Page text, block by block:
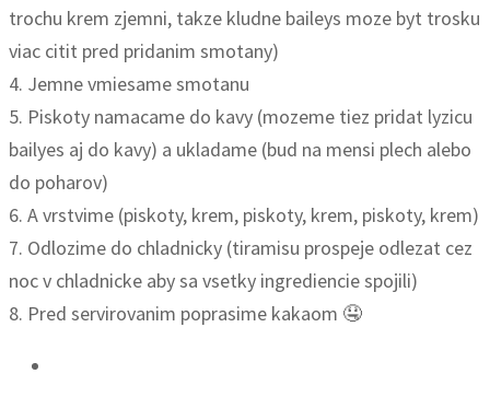
trochu krem zjemni, takze kludne baileys moze byt trosku
viac citit pred pridanim smotany)
4. Jemne vmiesame smotanu
5. Piskoty namacame do kavy (mozeme tiez pridat lyzicu
bailyes aj do kavy) a ukladame (bud na mensi plech alebo
do poharov)
6. A vrstvime (piskoty, krem, piskoty, krem, piskoty, krem)
7. Odlozime do chladnicky (tiramisu prospeje odlezat cez
noc v chladnicke aby sa vsetky ingrediencie spojili)
8. Pred servirovanim poprasime kakaom 🤤